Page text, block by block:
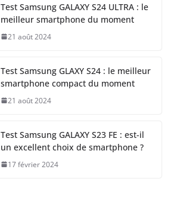
Test Samsung GALAXY S24 ULTRA : le
meilleur smartphone du moment
21 août 2024
Test Samsung GLAXY S24 : le meilleur
smartphone compact du moment
21 août 2024
Test Samsung GALAXY S23 FE : est-il
un excellent choix de smartphone ?
17 février 2024